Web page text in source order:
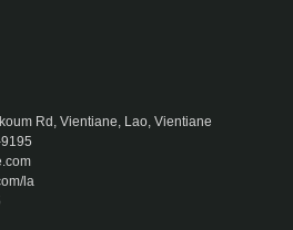
Rd, Vientiane, Lao, Vientiane
la